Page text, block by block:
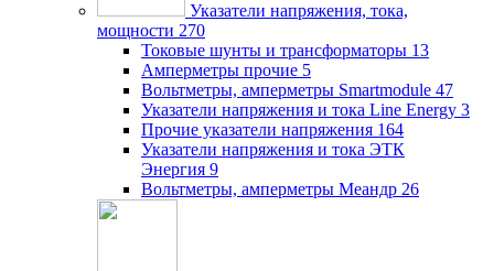
Указатели напряжения, тока,
мощности 270
Токовые шунты и трансформаторы 13
Амперметры прочие 5
Вольтметры, амперметры Smartmodule 47
Указатели напряжения и тока Line Energy 3
Прочие указатели напряжения 164
Указатели напряжения и тока ЭТК
Энергия 9
Вольтметры, амперметры Меандр 26